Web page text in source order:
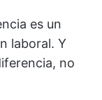
es un
laboral. Y
no